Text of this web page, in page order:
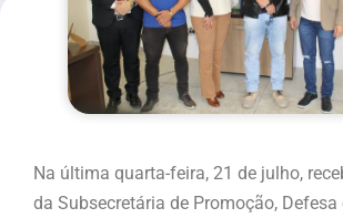
Na última quarta-feira, 21 de julho,
da Subsecretária de Promoção,